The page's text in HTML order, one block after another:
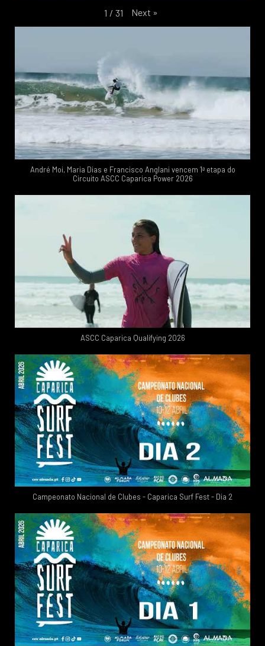
1 / 31 Next »
André Moi, Maria Dias e Francisco Anglani vencem 1ª etapa do
Circuito ASCC Caparica Power 2026
ASCC Caparica Qualifying 2026
Campeonato Nacional de Clubes - Caparica Surf Fest - Dia 2